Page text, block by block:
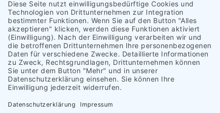
Kundenbewertungen
und Erfahrungen zu
Genesys GmbH
(3